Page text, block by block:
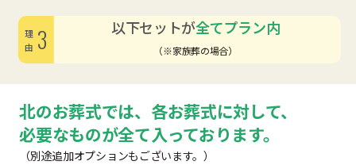
以下セットが全てプラン内
（※家族葬の場合）
理由3
北のお葬式では、各お葬式に対して、
必要なものが全て入っております。
（別途追加オプションもございます。）